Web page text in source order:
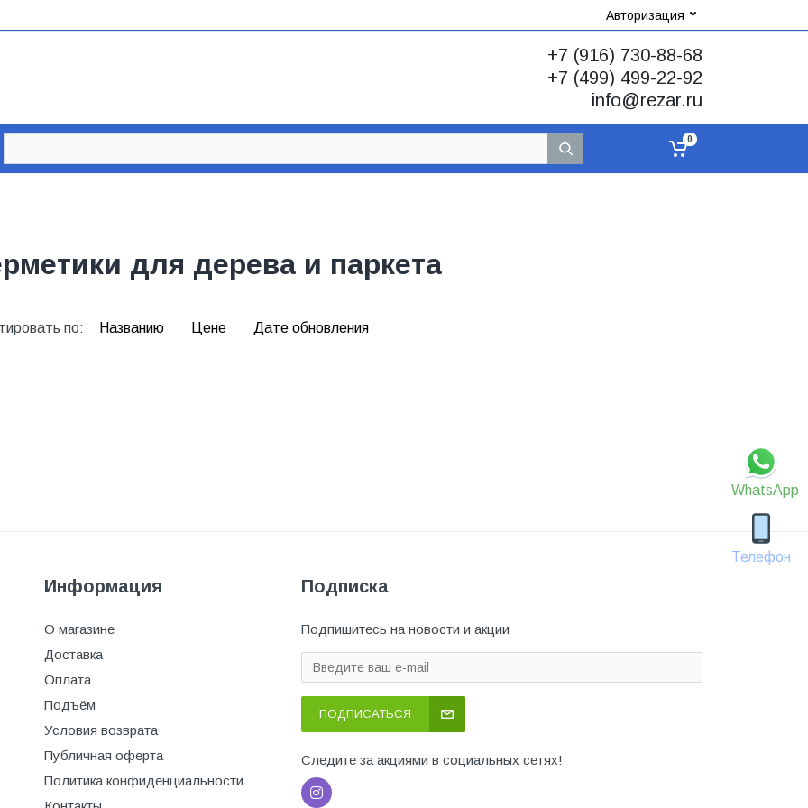
WhatsApp
Телефон
Авторизация
+7 (916) 730-88-68
+7 (499) 499-22-92
info@rezar.ru
0
для дерева и паркета
по: Названию Цене Дате обновления
Информация
О магазине
Доставка
Оплата
Подъём
Условия возврата
Публичная оферта
Политика конфиденциальности
Подписка
Подпишитесь на новости и акции
ПОДПИСАТЬСЯ
Следите за акциями в социальных сетях!